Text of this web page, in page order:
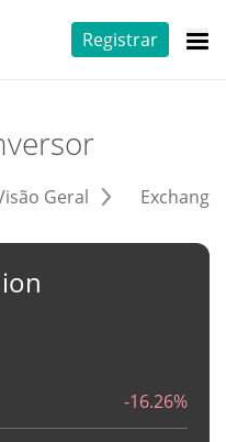
Registrar
Geral
-16.26%